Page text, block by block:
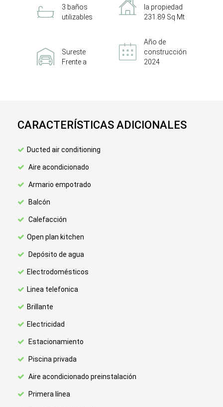
3 baños
utilizables
la propiedad
231.89 Sq Mt
Sureste
Frente a
Año de
construcción
2024
CARACTERÍSTICAS ADICIONALES
Ducted air conditioning
Aire acondicionado
Armario empotrado
Balcón
Calefacción
Open plan kitchen
Depósito de agua
Electrodomésticos
Linea telefonica
Brillante
Electricidad
Estacionamiento
Piscina privada
Aire acondicionado preinstalación
Primera línea